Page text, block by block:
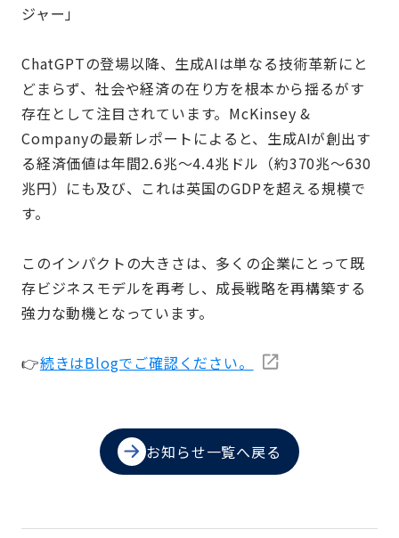
ジャー」
ChatGPTの登場以降、生成AIは単なる技術革新にと
どまらず、社会や経済の在り方を根本から揺るがす
存在として注目されています。McKinsey &
Companyの最新レポートによると、生成AIが創出す
る経済価値は年間2.6兆〜4.4兆ドル（約370兆〜630
兆円）にも及び、これは英国のGDPを超える規模で
す。
このインパクトの大きさは、多くの企業にとって既
存ビジネスモデルを再考し、成長戦略を再構築する
強力な動機となっています。
👉続きはBlogでご確認ください。
お知らせ一覧へ戻る